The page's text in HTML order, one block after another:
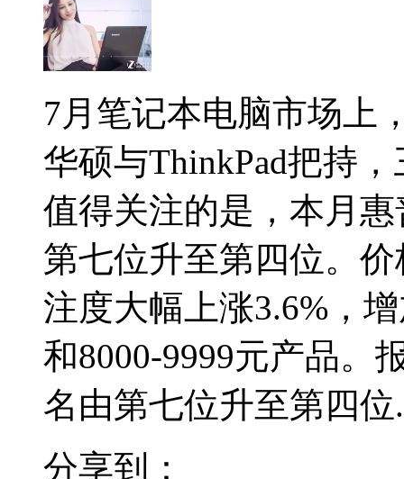
7月笔记本电脑市场上
华硕与ThinkPad把持
值得关注的是，本月
第七位升至第四位。
注度大幅上涨3.6%，
和8000-9999元产品。
名由第七位升至第四位
分享到：